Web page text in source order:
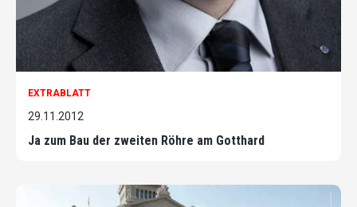
EXTRABLATT
29.11.2012
Ja zum Bau der zweiten Röhre am Gotthard